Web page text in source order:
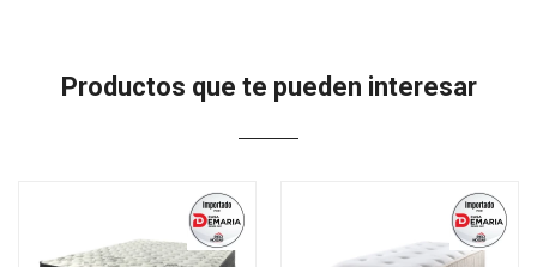
Productos que te pueden interesar